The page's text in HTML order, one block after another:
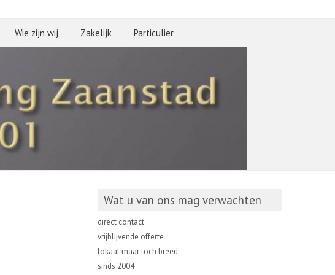
Wie zijn wij Zakelijk Particulier
Wat u van ons mag verwachten
direct contact
vrijblijvende offerte
lokaal maar toch breed
sinds 2004